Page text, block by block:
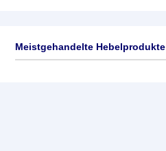
Meistgehandelte Hebelprodukte